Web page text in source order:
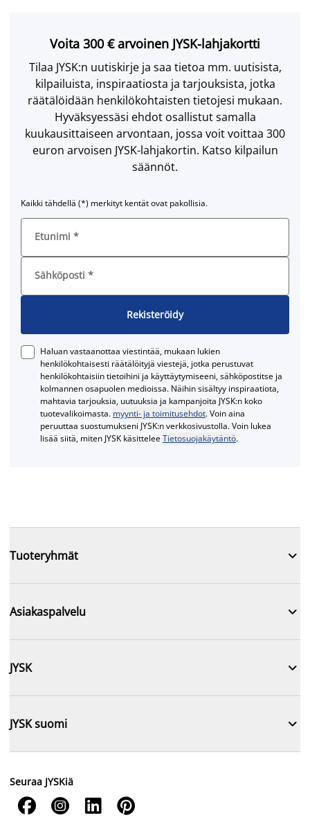
Voita 300 € arvoinen JYSK-lahjakortti
Tilaa JYSK:n uutiskirje ja saa tietoa mm. uutisista,
kilpailuista, inspiraatiosta ja tarjouksista, jotka
räätälöidään henkilökohtaisten tietojesi mukaan.
Hyväksyessäsi ehdot osallistut samalla
kuukausittaiseen arvontaan, jossa voit voittaa 300
euron arvoisen JYSK-lahjakortin. Katso kilpailun
säännöt.
Kaikki tähdellä (*) merkityt kentät ovat pakollisia.
Etunimi *
Sähköposti *
Rekisteröidy
Haluan vastaanottaa viestintää, mukaan lukien
henkilökohtaisesti räätälöityjä viestejä, jotka perustuvat
henkilökohtaisiin tietoihini ja käyttäytymiseeni, sähköpostitse ja
kolmannen osapuolen medioissa. Näihin sisältyy inspiraatiota,
mahtavia tarjouksia, uutuuksia ja kampanjoita JYSK:n koko
tuotevalikoimasta. myynti- ja toimitusehdot. Voin aina
peruuttaa suostumukseni JYSK:n verkkosivustolla. Voin lukea
lisää siitä, miten JYSK käsitteleeTietosuojakäytäntö.
Tuoteryhmät 
Asiakaspalvelu 
JYSK 
JYSK suomi 
Seuraa JYSKiä
   